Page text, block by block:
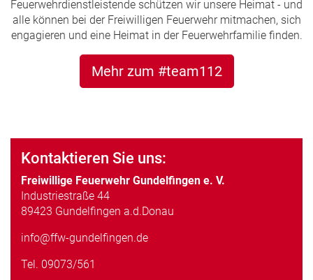
Feuerwehrdienstleistende schützen wir unsere Heimat - und
alle können bei der Freiwilligen Feuerwehr mitmachen, sich
engagieren und eine Heimat in der Feuerwehrfamilie finden.
Mehr zum #team112
Kontaktieren Sie uns:
Freiwillige Feuerwehr Gundelfingen e. V.
Industriestraße 44
89423 Gundelfingen a.d.Donau
info@ffw-gundelfingen.de
Tel. 09073/561